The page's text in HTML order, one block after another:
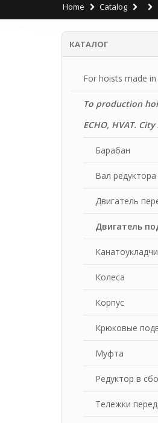
Home Catalog
КАТАЛОГ
For hoists made in
To production
ECHO, HVAT. City
Барабан
Вал редуктора
Двигатель
Двигатель
Колеса
Корпус
Крюковые
Муфта
Редуктор в
Тележки